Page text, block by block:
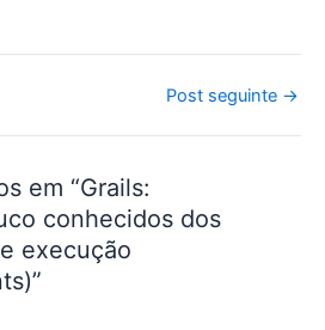
Post seguinte →
em “Grails:
conhecidos dos
execução